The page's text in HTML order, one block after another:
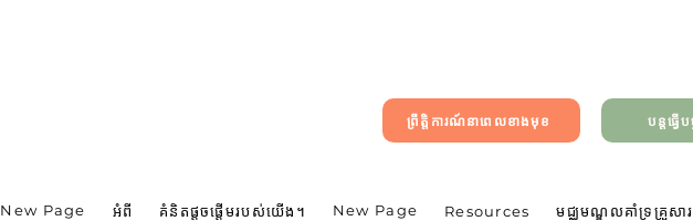
ព្រឹត្តិការណ៍នាពេលខាងមុខ បន្តធ្វើ
New Page អំពី គំនិតផ្តួចផ្តើមរបស់យើង។ New Page Resources មជ្ឈមណ្ឌលគាំទ្រគ្រួសារ